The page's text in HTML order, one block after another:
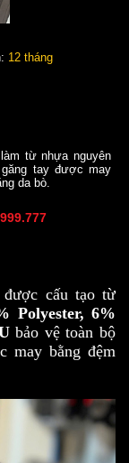
12 tháng
từ nhựa nguyên
tay được may
da bò.
được cấu tạo từ
Polyester, 6%
bảo vệ toàn bộ
may bằng đệm